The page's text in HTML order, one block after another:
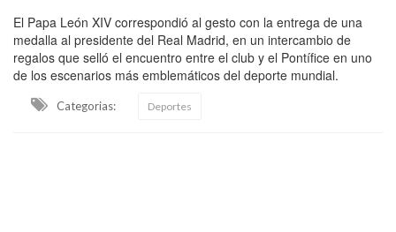
El Papa León XIV correspondió al gesto con la entrega de una
medalla al presidente del Real Madrid, en un intercambio de
regalos que selló el encuentro entre el club y el Pontífice en uno
de los escenarios más emblemáticos del deporte mundial.
Categorias: Deportes